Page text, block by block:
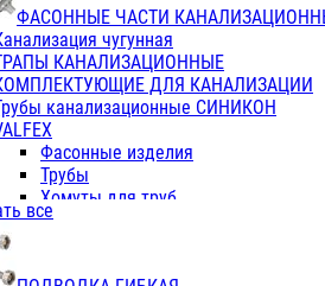
Фитинги с металл. серые
Фитинги ПП (серые)
Фитинги ПП белые
Краны
Фитинги ПП (белые)
Фитинги ПП с металлом белые
ПК КОНТУР
Краны полипропиленовые
Трубы полипропиленивые
TK
VALFEX
ФАСОННЫЕ ЧАСТИ
чугунная
КАНАЛИЗАЦИОННЫЕ
ДЛЯ КАНАЛИЗАЦИИ
канализационные СИНИКОН
Фасонные изделия
Трубы
Хомуты для труб
(стройполимер)
все